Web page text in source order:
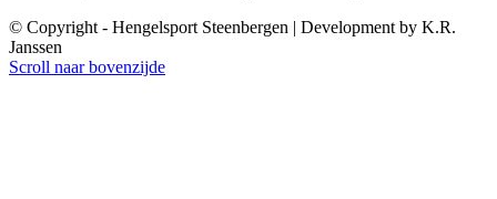
© Copyright - Hengelsport Steenbergen | Development by K.R.
Janssen
Scroll naar bovenzijde